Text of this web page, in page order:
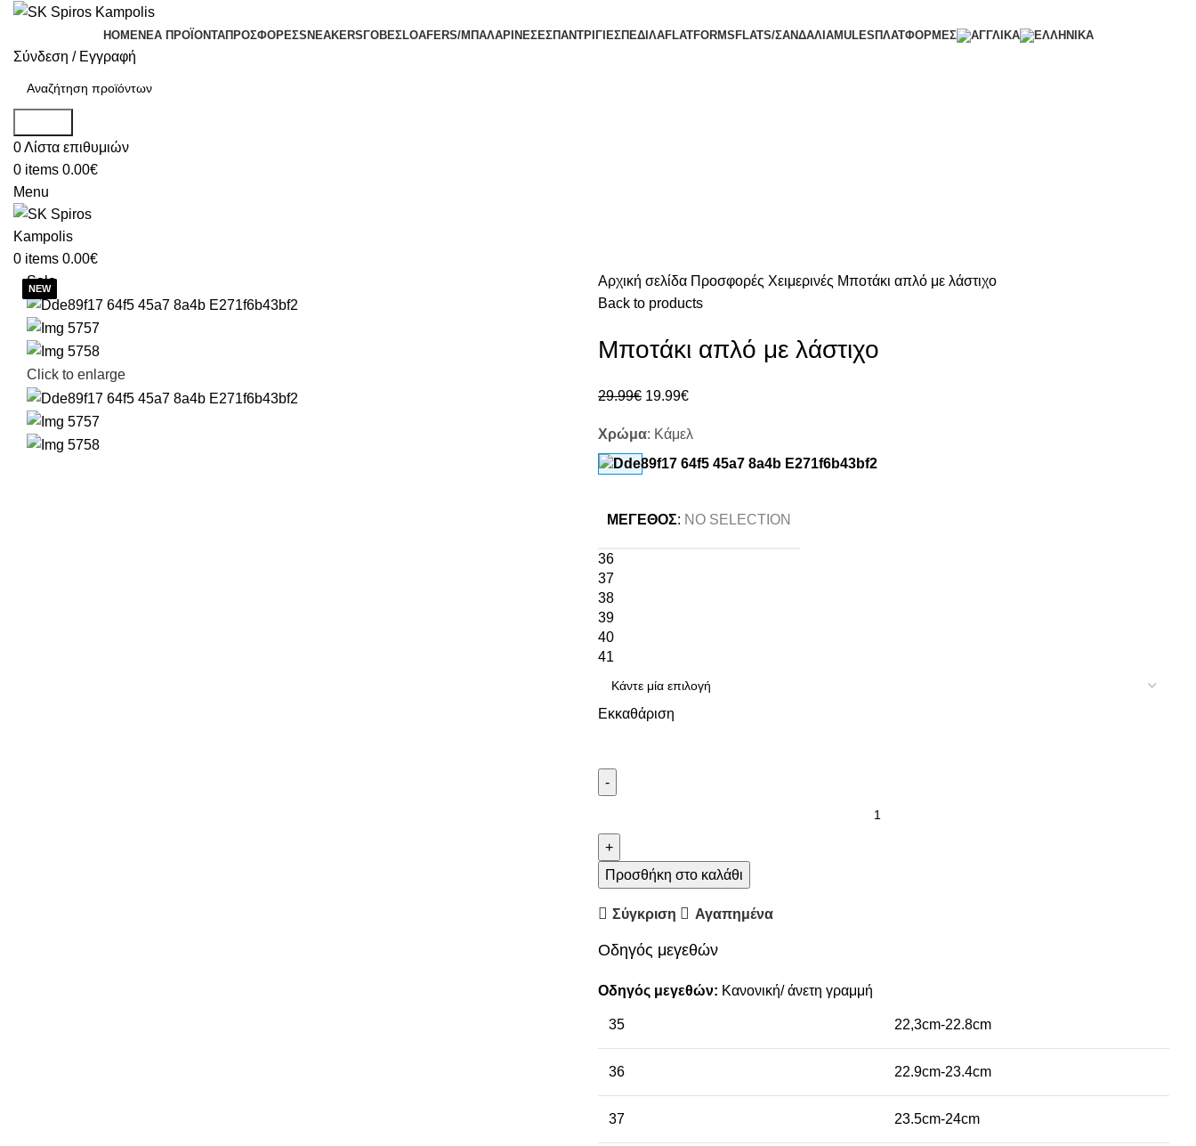
HOMEΝΕΑ ΠΡΟΪΟΝΤΑΠΡΟΣΦΟΡΕΣSNEAKERS ΓΟΒΕΣLOAFERS/ΜΠΑΛΑΡΙΝΕΣΕΣΠΑΝΤΡΙΓΙΕΣΠΕΔΙΛΑFLATFORMS FLATS/ΣΑΝΔΑΛΙΑMULES ΠΛΑΤΦΟΡΜΕΣ
Σύνδεση / Εγγραφή
0Λίστα επιθυμιών
0 items 0.00€
Menu
0 items 0.00€
Sale
Click to enlarge
Αρχική σελίδα Προσφορές Χειμερινές Μποτάκι απλό με λάστιχο
Back to products
Μποτάκι απλό με λάστιχο
29.99€ 19.99€
Χρώμα: Κάμελ
ΜΈΓΕΘΟΣ: NO SELECTION
36
37
38
39
40
41
Εκκαθάριση
Προσθήκη στο καλάθι
Σύγκριση Αγαπημένα
Οδηγός μεγεθών
Οδηγός μεγεθών: Κανονική/ άνετη γραμμή
35 22,3cm-22.8cm
36 22.9cm-23.4cm
37 23.5cm-24cm